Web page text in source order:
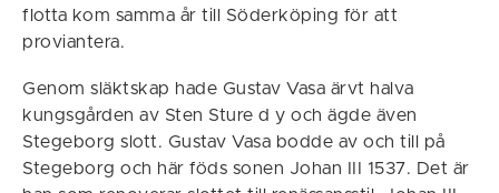
flotta kom samma år till Söderköping för att
proviantera.
Genom släktskap hade Gustav Vasa ärvt halva
kungsgården av Sten Sture d y och ägde även
Stegeborg slott. Gustav Vasa bodde av och till på
Stegeborg och här föds sonen Johan III 1537. Det är